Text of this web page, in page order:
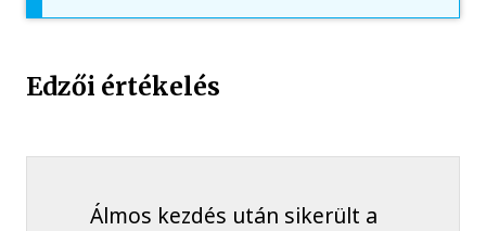
Edzői értékelés
Álmos kezdés után sikerült a